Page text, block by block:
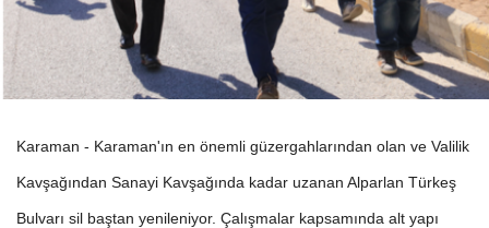
Karaman - Karaman'ın en önemli güzergahlarından olan ve Valilik
Kavşağından Sanayi Kavşağında kadar uzanan Alparlan Türkeş
Bulvarı sil baştan yenileniyor. Çalışmalar kapsamında alt yapı